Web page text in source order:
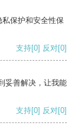
保护和安全性保
支持[0] 反对[0]
妥善解决，让我能
支持[0] 反对[0]